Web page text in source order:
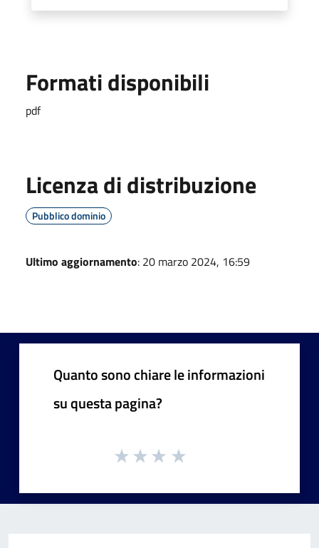
Formati disponibili
pdf
Licenza di distribuzione
Pubblico dominio
Ultimo aggiornamento: 20 marzo 2024, 16:59
Quanto sono chiare le informazioni
su questa pagina?